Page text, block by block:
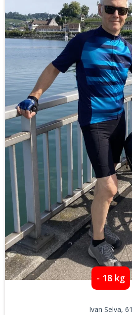
- 18 kg
Ivan Selva, 61